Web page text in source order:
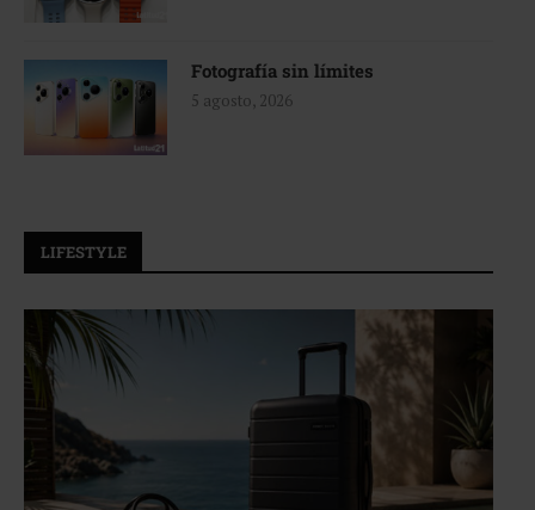
Fotografía sin límites
5 agosto, 2026
LIFESTYLE